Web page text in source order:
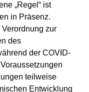
„Regel“ ist
in Präsenz.
zur
des
der COVID-
teilweise
Entwicklung